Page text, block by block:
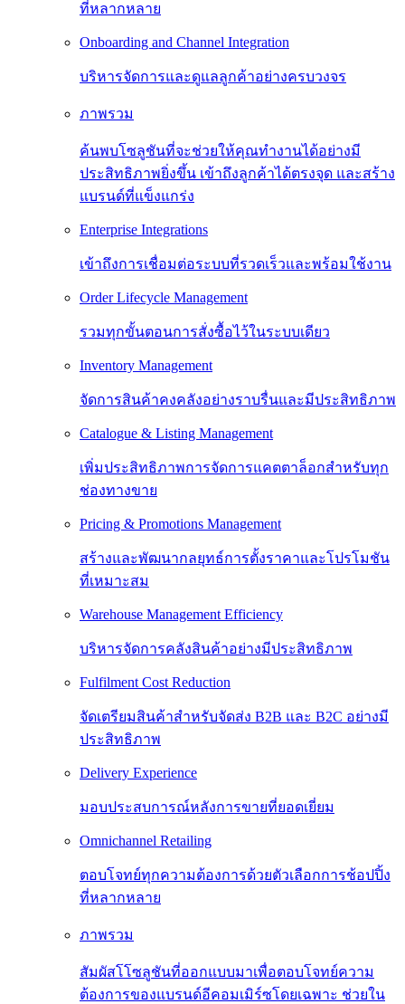
ที่หลากหลาย
Onboarding and Channel Integration
บริหารจัดการและดูแลลูกค้าอย่างครบวงจร
ภาพรวม
ค้นพบโซลูชันที่จะช่วยให้คุณทำงานได้อย่างมี
ประสิทธิภาพยิ่งขึ้น เข้าถึงลูกค้าได้ตรงจุด และสร้าง
แบรนด์ที่แข็งแกร่ง
Enterprise Integrations
เข้าถึงการเชื่อมต่อระบบที่รวดเร็วและพร้อมใช้งาน
Order Lifecycle Management
รวมทุกขั้นตอนการสั่งซื้อไว้ในระบบเดียว
Inventory Management
จัดการสินค้าคงคลังอย่างราบรื่นและมีประสิทธิภาพ
Catalogue & Listing Management
เพิ่มประสิทธิภาพการจัดการแคตตาล็อกสำหรับทุก
ช่องทางขาย
Pricing & Promotions Management
สร้างและพัฒนากลยุทธ์การตั้งราคาและโปรโมชัน
ที่เหมาะสม
Warehouse Management Efficiency
บริหารจัดการคลังสินค้าอย่างมีประสิทธิภาพ
Fulfilment Cost Reduction
จัดเตรียมสินค้าสำหรับจัดส่ง B2B และ B2C อย่างมี
ประสิทธิภาพ
Delivery Experience
มอบประสบการณ์หลังการขายที่ยอดเยี่ยม
Omnichannel Retailing
ตอบโจทย์ทุกความต้องการด้วยตัวเลือกการช้อปปิ้ง
ที่หลากหลาย
ภาพรวม
สัมผัสโโซลูชันที่ออกแบบมาเพื่อตอบโจทย์ความ
ต้องการของแบรนด์อีคอมเมิร์ซโดยเฉพาะ ช่วยใน